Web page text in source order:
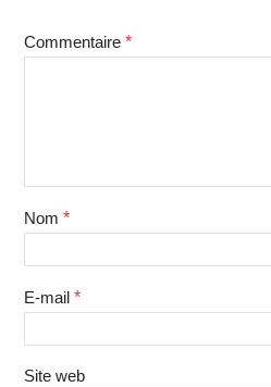
Commentaire *
Nom *
E-mail *
Site web